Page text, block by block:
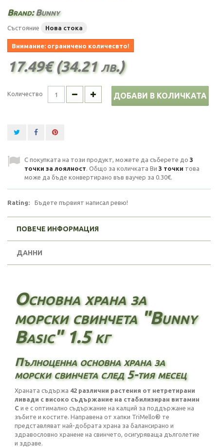
Brand:Bunny
Състояние Нова стока
Внимание: ограничено количесвто!
17.49€ (34.21 лв.)
Количество ДОБАВИ В КОЛИЧКАТА
С покупката на този продукт, можете да съберете до 3
точки за лоялност. Общо за количката Ви 3 точки това
може да бъде конвертирано във ваучер за 0.30€.
Rating: Бъдете първият написал ревю!
ПОВЕЧЕ ИНФОРМАЦИЯ
ДАННИ
Основна храна за
морски свинчета "Bunny
Basic" 1.5 кг
Пълноценна основна храна за
морски свинчета след 5-тия месец
Храната съдържа 42 различни растения от нетретирани
ливади с високо съдържание на стабилизиран витамин
C и е с оптимално съдържание на калций за поддържане на
зъбите и костите. Направена от хапки TriMello® те
представляват най-добрата храна за балансирано и
здравословно хранене на свинчето, осигуряваща дълголетие
и здраве.